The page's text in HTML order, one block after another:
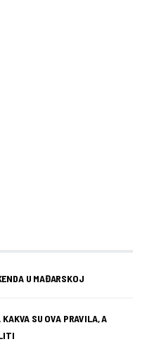
U MAĐARSKOJ
SU OVA PRAVILA, A